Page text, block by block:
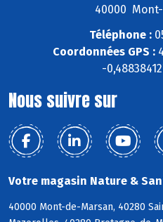
40000
Téléphone :
Coordonnées GPS :
-
Nous suivre sur
Votre magasin Nature &
40000 Mont-de-Marsan, 40280